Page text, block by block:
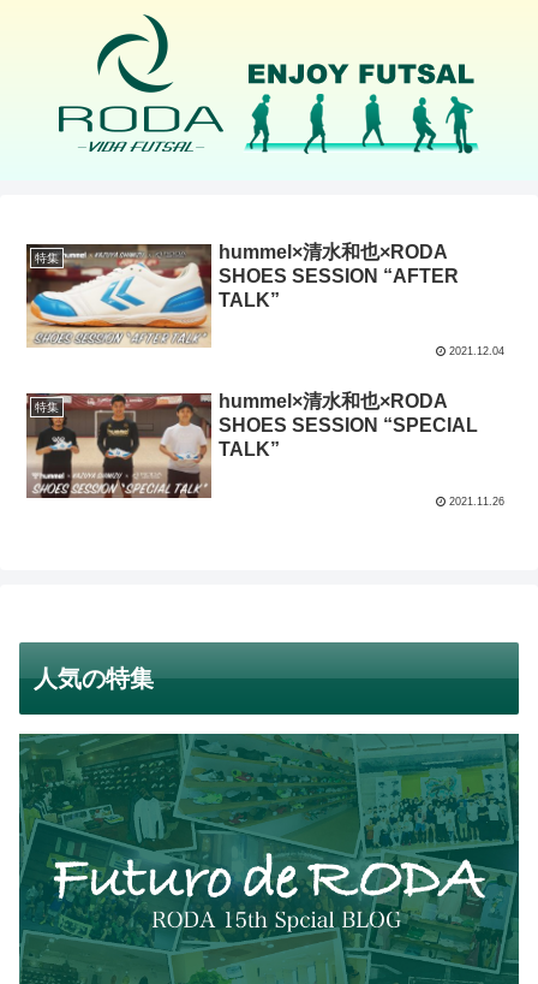
特集
hummel×清水和也×RODA
SHOES SESSION “AFTER
TALK”
2021.12.04
特集
hummel×清水和也×RODA
SHOES SESSION “SPECIAL
TALK”
2021.11.26
人気の特集